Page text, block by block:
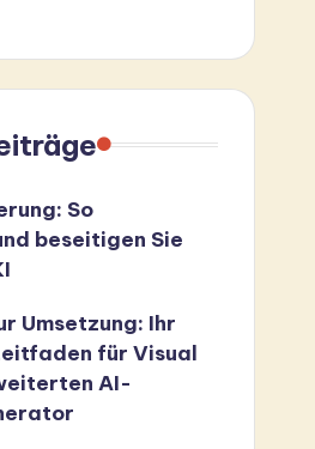
So
beseitigen Sie
Umsetzung: Ihr
für Visual
AI-